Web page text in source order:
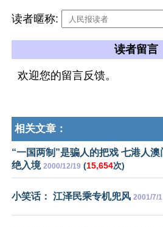
读者暱称:
读者留言
欢迎您的留言反馈。
相关文章：
“一国两制”是骗人的把戏 七港人
绝入境 2000/12/19 (15,654次)
小笑话： 江泽民乘专机兜风 2001/7/1